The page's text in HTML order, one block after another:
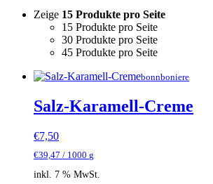
Zeige 15 Produkte pro Seite
15 Produkte pro Seite
30 Produkte pro Seite
45 Produkte pro Seite
bonnboniere
Salz-Karamell-Creme
€7,50
€39,47 / 1000 g
inkl. 7 % MwSt.